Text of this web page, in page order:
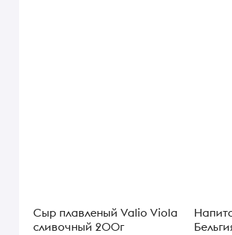
Сыр плавленый Valio Viola
сливочный 200г